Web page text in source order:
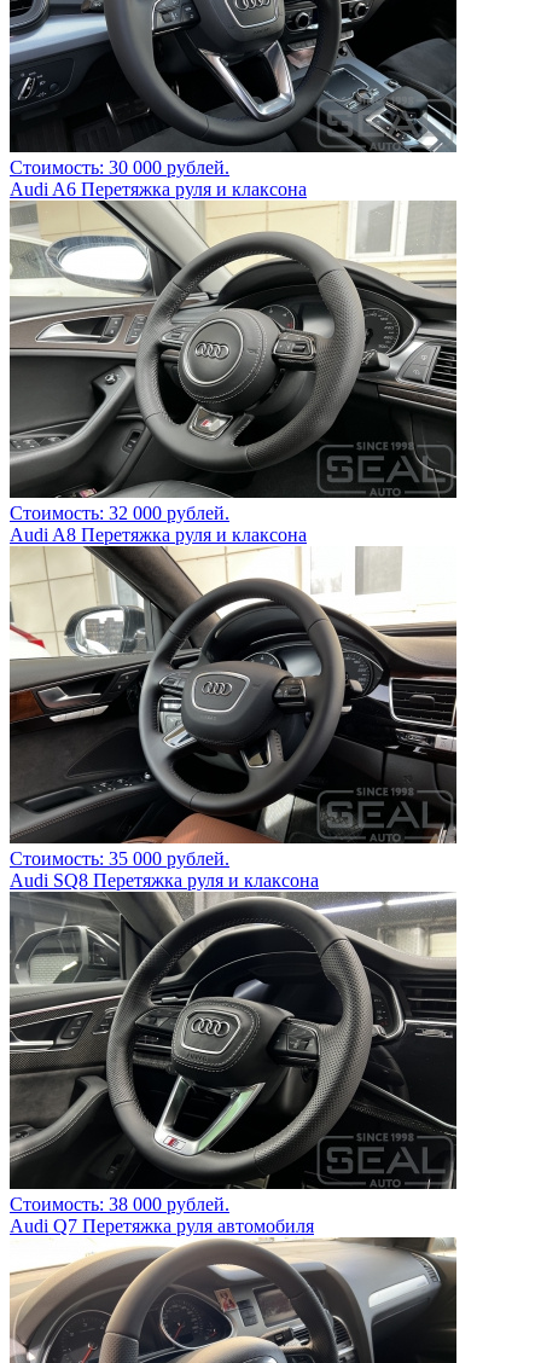
Стоимость: 30 000 рублей.
Audi A6 Перетяжка руля и клаксона
Стоимость: 32 000 рублей.
Audi A8 Перетяжка руля и клаксона
Стоимость: 35 000 рублей.
Audi SQ8 Перетяжка руля и клаксона
Стоимость: 38 000 рублей.
Audi Q7 Перетяжка руля автомобиля